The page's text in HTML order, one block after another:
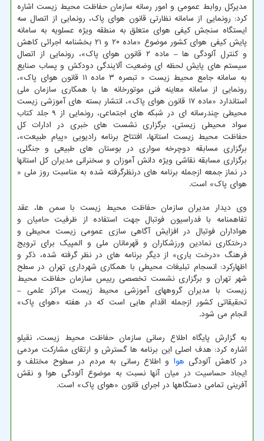
مدیرکل روابط عمومی و امور رسانه سازمان حفاظت محیط زیست اشاره
کرد: رونمایی از سامانه نظارتی قانون هوای پاک، رونمایی از اتصال سه
ایستگاه سنجش کیفی هوای متعلق به منطقه ویژه عسلویه به سامانه
پایش کیفی هوای کشور موضوع «ماده ۲۰ و ۲۱ بخشنامه اجرائی کاهش
و کنترل آلودگی ها – ماده ۲ قانون هوای پاک»، رونمایی از اتصال
سیستم های پایش لحظه ای وضعیت آلایندگی دودکش و پساب صنایع
به سامانه جامع محیط زیست « تبصره ۳ ماده ۱۱ قانون هوای پاک»،
رونمایی از سامانه معاینه فنی موتورخانه ها با همکاری سازمان ملی
استاندارد «ماده ۱۷ قانون هوای پاک»، انتشار بسته های آموزشی زیست
محیطی چندرسانه ای در شبکه های اجتماعی، رونمایی از ۹ جلد کتاب
سواد محیطی زیستی، برگزاری نشست های خبری در ادارات کل
حفاظت محیط زیست استانها، افتتاح برنامه رادیویی «پیام طبیعت»،
برگزاری مسابقه دوچرخه سواری در بوستان های طبیعی و جنگلی،
برگزاری مسابقه نقاشی ویژه دانش آموزان و سخنرانی مدیران کل استانها
در نماز جمعه ازجمله برنامه های درنظرگرفته شده به مناسبت روز ملی «
هوای پاک» است.
وی دیدار مدیران سازمان حفاظت محیط زیست با سمن ها، عقد
تفاهمنامه با فدراسیون فوتبال جهت استفاده از ظرفیت حامیان و
هواداران فوتبال در افزایش آگاهی سازی عمومی زیست محیطی و
درختکاری نمادین ورزشکاران و قهرمانان ملی و المپیک برای ترویج
فرهنگ «درخت یاری» از دیگر برنامه های در نظر گرفته شده، ذکر و
اظهارکرد: انسجام تبلیغات محیطی با همکاری شهرداری تهران در سطح
شهر تهران و برگزاری نشست تخصصی رییس سازمان حفاظت محیط
زیست با مدیران گروههای آموزشی محیط زیست مراکز علمی –
تحقیقاتی کشور ازجمله اقدام هایی است که در هفته «هوای پاک»
انجام می شود.
به گزارش پایگاه اطلاع رسانی سازمان حفاظت محیط زیست، نقیلو
اشاره کرد: هدف اصلی این برنامه ها گسترش و ارتقای مشارکت مردمی
در کاهش آلودگی هوا و اطلاع رسانی به مردم در سطوح مختلف و
ایجاد حساسیت در میان آنها نسبت به موضوع آلودگی هوا و نقش
آفرینی تمامی دستگاهها در اجرای قانون «هوای پاک» است.